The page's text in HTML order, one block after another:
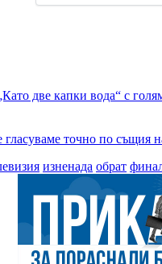
две капки вода“ с
точно по същия
изненада обрат